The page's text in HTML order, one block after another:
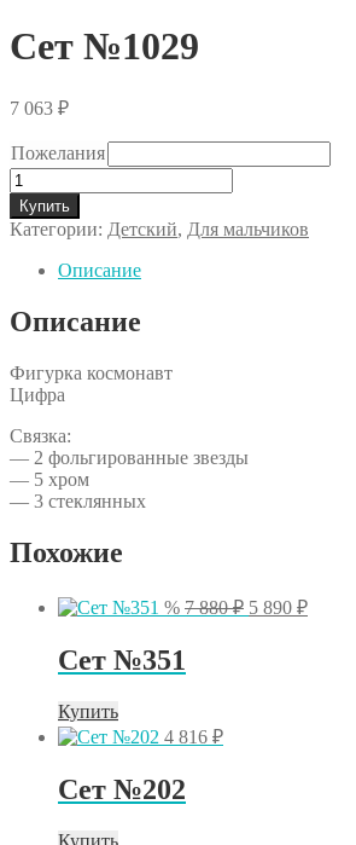
Сет №1029
7 063 ₽
Пожелания
Количество
товара
Сет
№1029
Купить
Категории: Детский, Для мальчиков
Описание
Описание
Фигурка космонавт
Цифра
Связка:
— 2 фольгированные звезды
— 5 хром
— 3 стеклянных
Похожие
% 7 880₽ 5 890 ₽
Сет №351
Купить
4 816 ₽
Сет №202
Купить